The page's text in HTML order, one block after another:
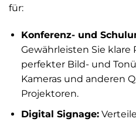
für:
Konferenz- und
Gewährleisten Sie
perfekter Bild- und
Kameras und anderen
Projektoren.
Digital Signage: